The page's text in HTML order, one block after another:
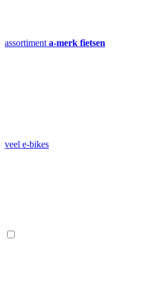
assortiment a-merk fietsen
veel e-bikes